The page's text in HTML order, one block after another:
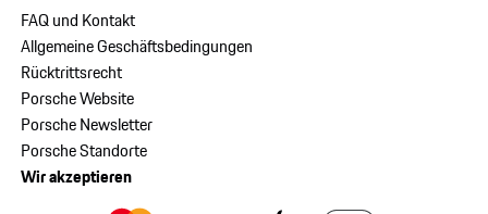
FAQ und Kontakt
Allgemeine Geschäftsbedingungen
Rücktrittsrecht
Porsche Website
Porsche Newsletter
Porsche Standorte
Wir akzeptieren